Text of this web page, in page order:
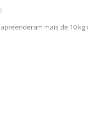
mais de 10 kg